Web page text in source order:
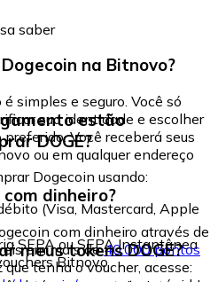
saber
na Bitnovo?
simples e seguro. Você só
sua identidade e escolher
Você receberá seus
ou em qualquer endereço
estão
DOGE?
Dogecoin usando:
(Visa, Mastercard, Apple
SEPA ou SEPA Instantânea
Bitnovo
com dinheiro?
com dinheiro através de
em mais de40.000 pontos
tenha o voucher, acesse:
meus tokens DOGE?